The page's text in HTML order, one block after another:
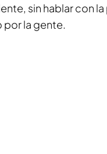
sin hablar con la
la gente.